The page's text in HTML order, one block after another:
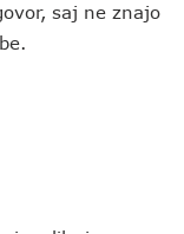
saj ne znajo